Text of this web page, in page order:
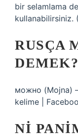
bir selamlama
kullanabilirsiniz.
RUSÇA
DEMEK?
можно (Mojna)
kelime |
NI